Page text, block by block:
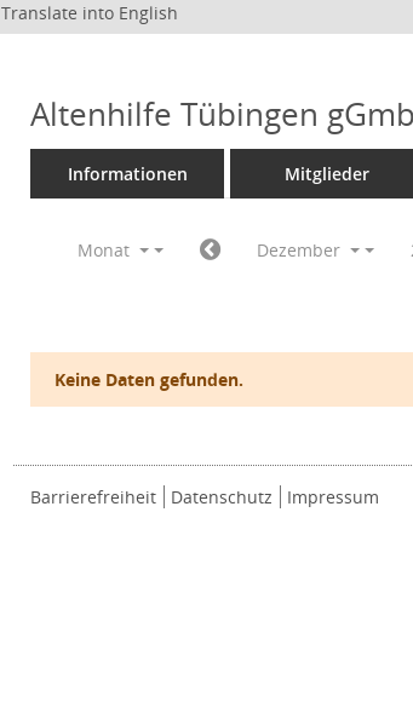
Translate into English
Altenhilfe Tübingen
Informationen Mitglieder
Monat Dezember
Keine Daten gefunden.
Barrierefreiheit Datenschutz Impressum